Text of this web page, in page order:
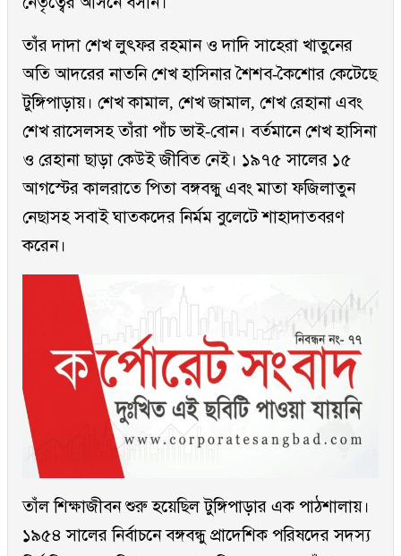
তাঁর দাদা শেখ লুৎফর রহমান ও দাদি সাহেরা খাতুনের
অতি আদরের নাতনি শেখ হাসিনার শৈশব-কৈশোর কেটেছে
টুঙ্গিপাড়ায়। শেখ কামাল, শেখ জামাল, শেখ রেহানা এবং
শেখ রাসেলসহ তাঁরা পাঁচ ভাই-বোন। বর্তমানে শেখ হাসিনা
ও রেহানা ছাড়া কেউই জীবিত নেই। ১৯৭৫ সালের ১৫
আগস্টের কালরাতে পিতা বঙ্গবন্ধু এবং মাতা ফজিলাতুন
নেছাসহ সবাই ঘাতকদের নির্মম বুলেটে শাহাদাতবরণ
করেন।
তাঁল শিক্ষাজীবন শুরু হয়েছিল টুঙ্গিপাড়ার এক পাঠশালায়।
১৯৫৪ সালের নির্বাচনে বঙ্গবন্ধু প্রাদেশিক পরিষদের সদস্য